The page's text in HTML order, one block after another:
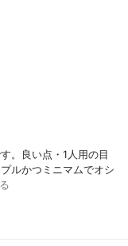
。良い点・1人用の目
ルかつミニマムでオシ